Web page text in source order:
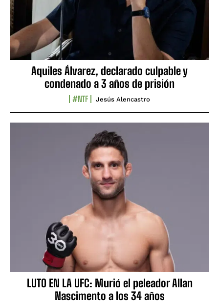
Aquiles Álvarez, declarado culpable y
condenado a 3 años de prisión
#NTF Jesús Alencastro
LUTO EN LA UFC: Murió el peleador Allan
Nascimento a los 34 años